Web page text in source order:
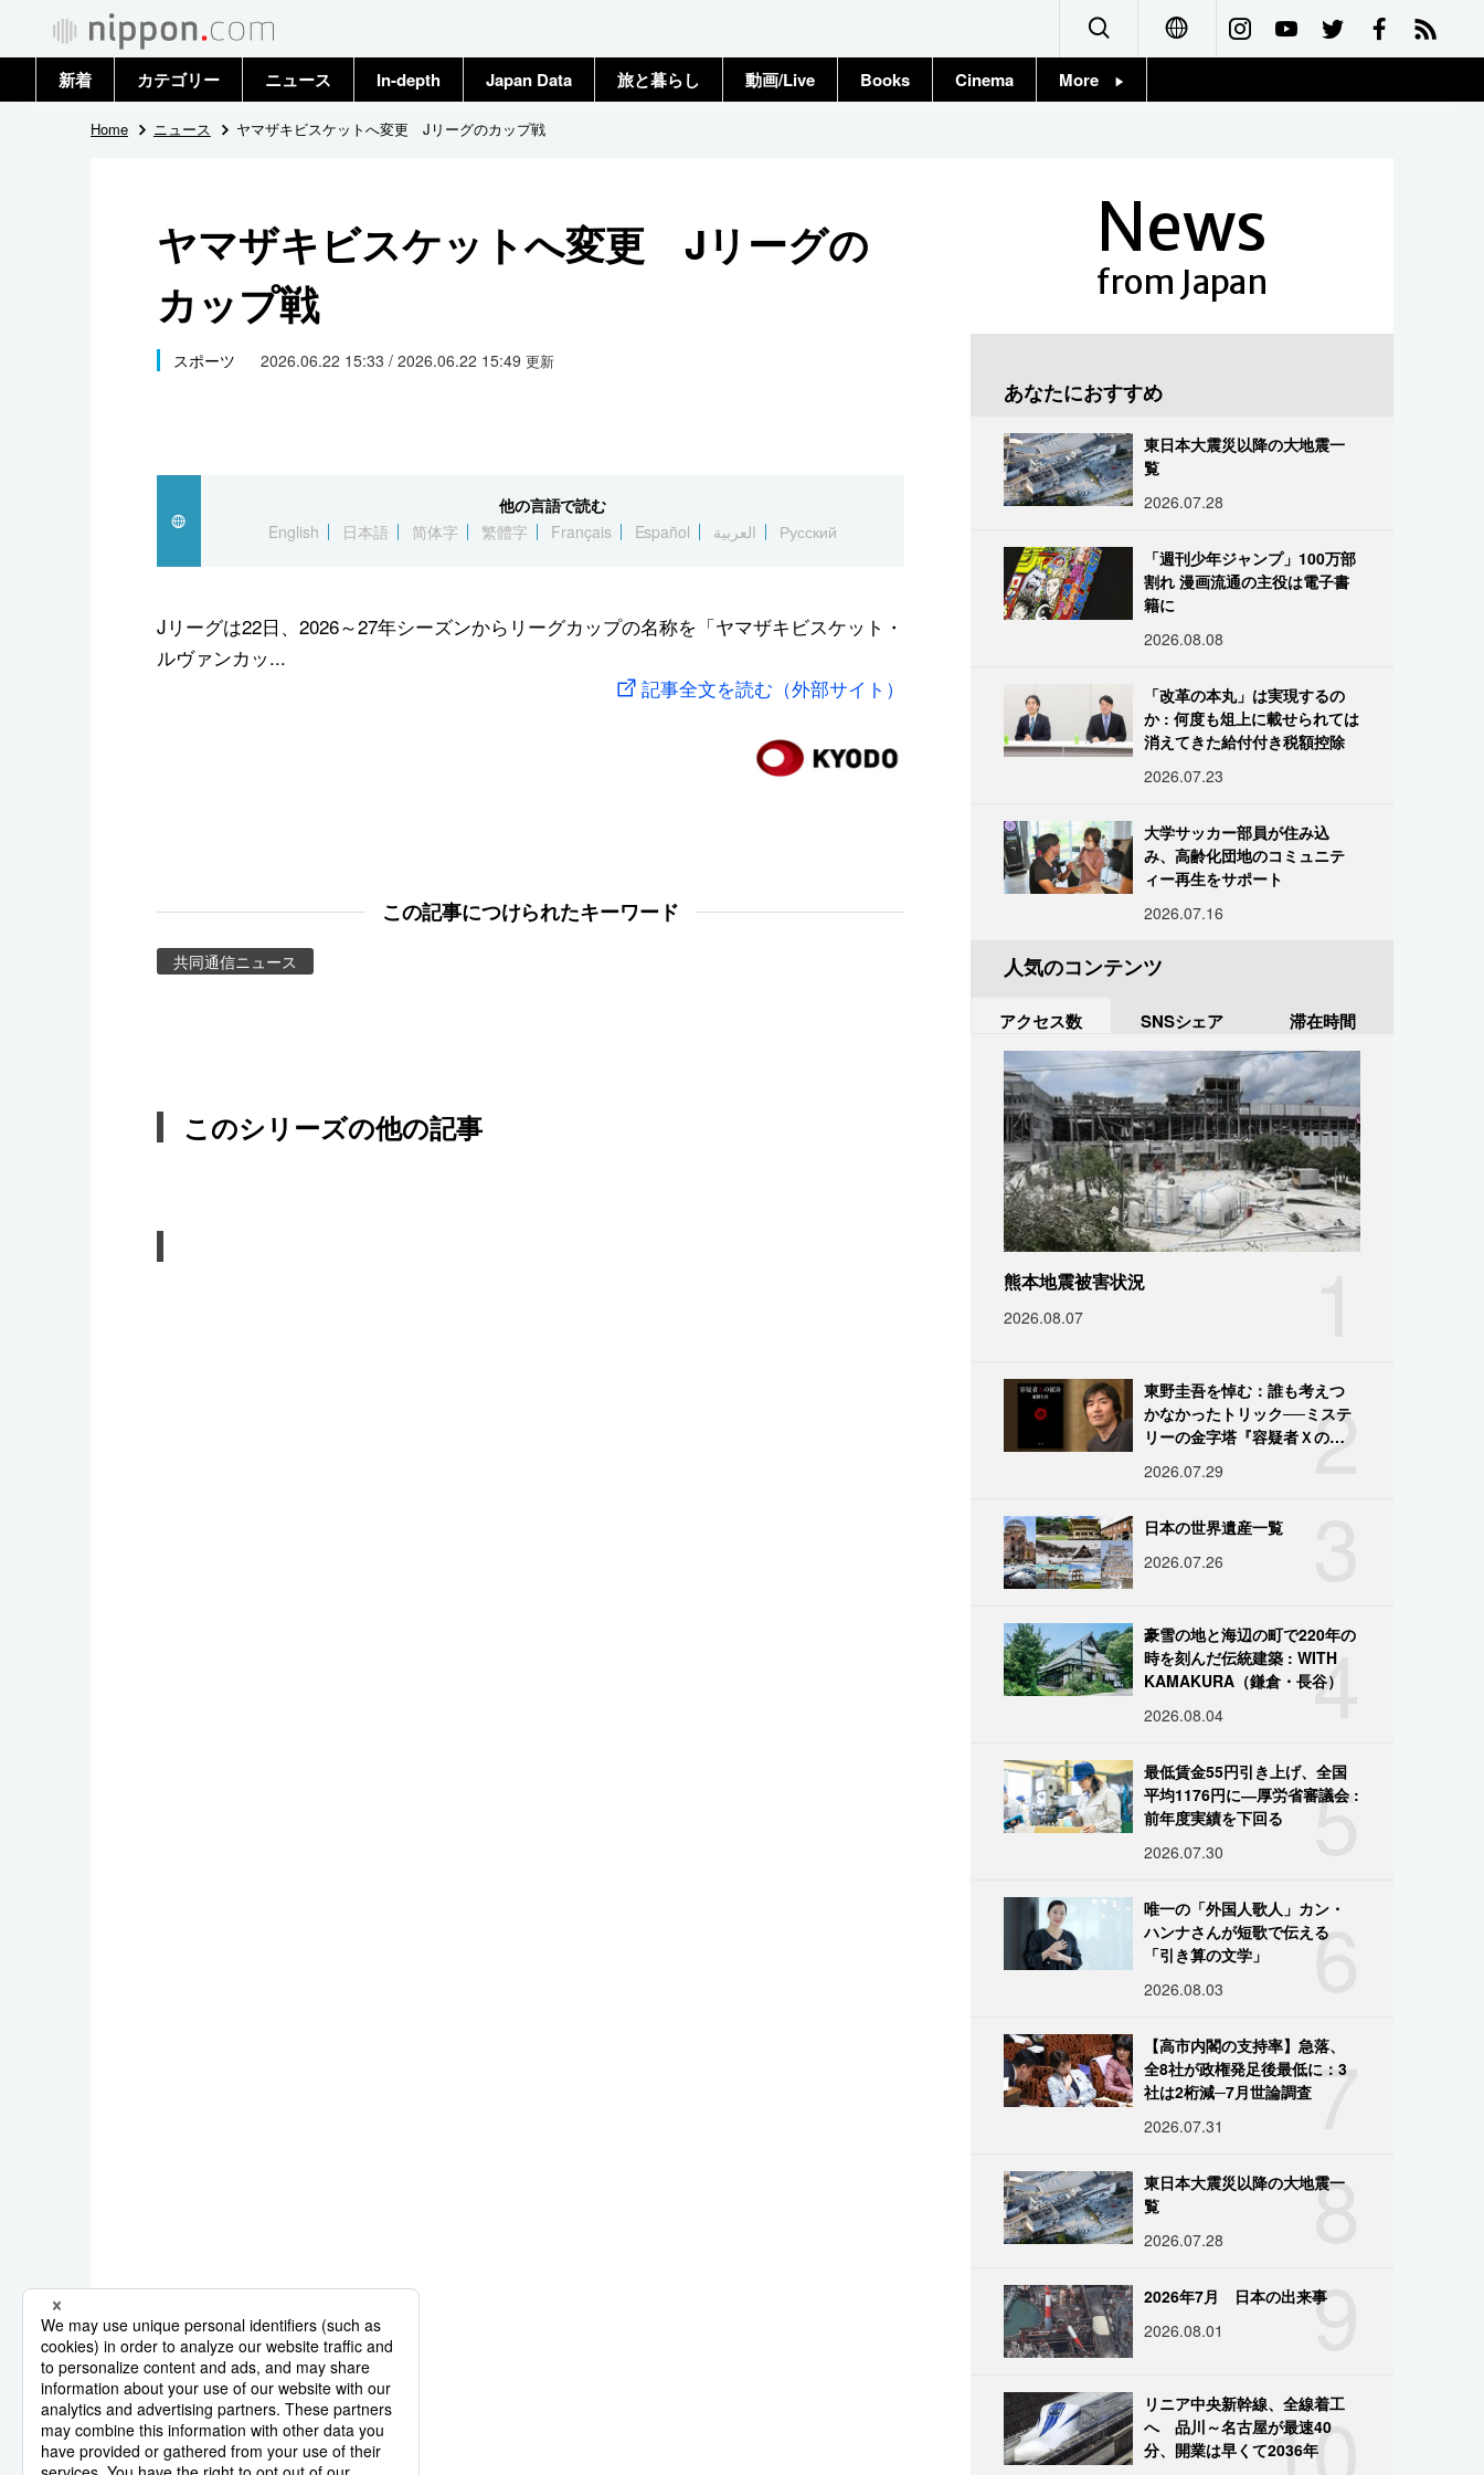
Français
新着 カテゴリー
政治・外交
国際
社会
文化
スポーツ・東京2020
ニュース
トップ
In-depth Japan Data 旅と暮らし 動画/Live Books Cinema More
Home ニュース ヤマザキビスケットへ変更 Jリーグのカップ戦
ヤマザキビスケットへ変更 Jリーグの
カップ戦
スポーツ 2026.06.22 15:33 / 2026.06.22 15:49 更新
他の言語で読む
English
日本語 简体字 繁體字 Français Español العربية Русский
Jリーグは22日、2026～27年シーズンからリーグカップの名称を「ヤマザキビスケット・
ルヴァンカッ...
記事全文を読む（外部サイト）
この記事につけられたキーワード
共同通信ニュース
このシリーズの他の記事
News
from Japan
あなたにおすすめ
東日本大震災以降の大地震一
覧
2026.07.28
「週刊少年ジャンプ」100万部
割れ 漫画流通の主役は電子書
籍に
2026.08.08
「改革の本丸」は実現するの
か : 何度も俎上に載せられては
消えてきた給付付き税額控除
2026.07.23
大学サッカー部員が住み込
み、高齢化団地のコミュニテ
ィー再生をサポート
2026.07.16
人気のコンテンツ
アクセス数 SNSシェア 滞在時間
熊本地震被害状況
2026.08.07
2
東野圭吾を悼む：誰も考えつ
かなかったトリック──ミステ
リーの金字塔『容疑者Ｘの献
2026.07.29
日本の世界遺産一覧
2026.07.26
4
豪雪の地と海辺の町で220年の
時を刻んだ伝統建築 : WITH
KAMAKURA（鎌倉・長谷）
2026.08.04
5
最低賃金55円引き上げ、全国
平均1176円に―厚労省審議会 :
前年度実績を下回る
2026.07.30
6
唯一の「外国人歌人」カン・
ハンナさんが短歌で伝える
「引き算の文学」
2026.08.03
7
【高市内閣の支持率】急落、
全8社が政権発足後最低に：3
社は2桁減─7月世論調査
2026.07.31
8
東日本大震災以降の大地震一
覧
2026.07.28
9
2026年7月 日本の出来事
2026.08.01
10
リニア中央新幹線、全線着工
へ 品川～名古屋が最速40
分、開業は早くて2036年